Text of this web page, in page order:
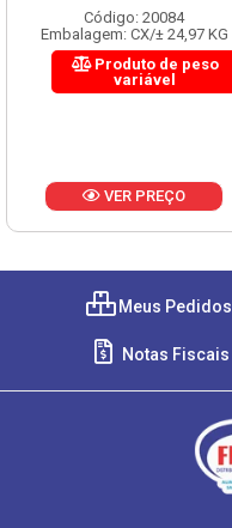
Código: 20084
Embalagem: CX/± 24,97 KG
Produto de peso
variável
VER PREÇO
Meus Pedidos
Notas Fiscais